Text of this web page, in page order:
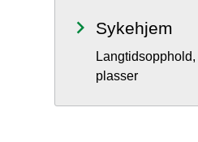
Sykehjem
plasser